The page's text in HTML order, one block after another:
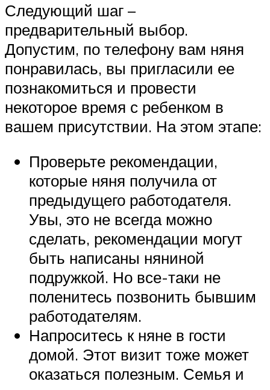
Следующий шаг –
предварительный выбор.
Допустим, по телефону вам няня
понравилась, вы пригласили ее
познакомиться и провести
некоторое время с ребенком в
вашем присутствии. На этом этапе:
Проверьте рекомендации,
которые няня получила от
предыдущего работодателя.
Увы, это не всегда можно
сделать, рекомендации могут
быть написаны няниной
подружкой. Но все-таки не
поленитесь позвонить бывшим
работодателям.
Напроситесь к няне в гости
домой. Этот визит тоже может
оказаться полезным. Семья и